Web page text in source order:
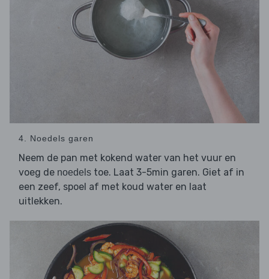
4. Noedels garen
Neem de pan met kokend water van het vuur en
voeg de noedels toe. Laat 3-5min garen. Giet af in
een zeef, spoel af met koud water en laat
uitlekken.